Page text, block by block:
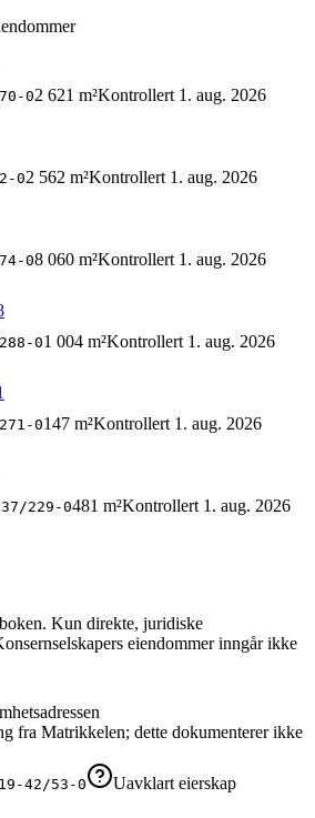
02 621 m²Kontrollert 1. aug. 2026
02 562 m²Kontrollert 1. aug. 2026
08 060 m²Kontrollert 1. aug. 2026
01 004 m²Kontrollert 1. aug. 2026
0147 m²Kontrollert 1. aug. 2026
229-0481 m²Kontrollert 1. aug. 2026
Kun direkte, juridiske
eiendommer inngår ikke
fra Matrikkelen; dette dokumenterer ikke
42/53-0
Uavklart eierskap